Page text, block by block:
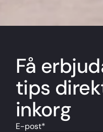
Få
tips
inkorg
E-post*